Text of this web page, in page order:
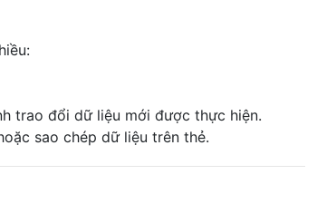
trao đổi dữ liệu mới được thực hiện.
sao chép dữ liệu trên thẻ.